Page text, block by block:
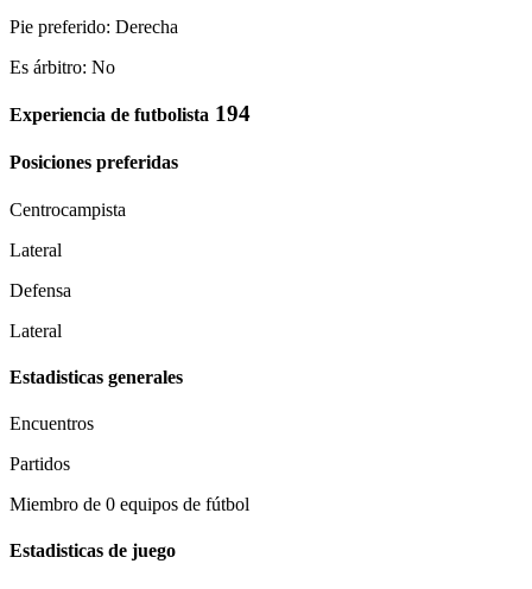
Pie preferido: Derecha
Es árbitro: No
Experiencia de futbolista 194
Posiciones preferidas
Centrocampista
Lateral
Defensa
Lateral
Estadisticas generales
Encuentros
Partidos
Miembro de 0 equipos de fútbol
Estadisticas de juego